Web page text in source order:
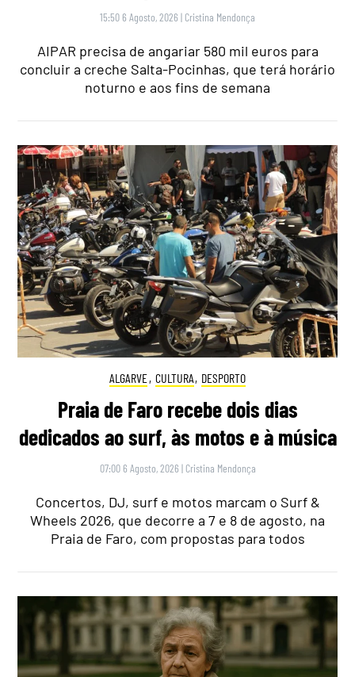
15:50 6 Agosto, 2026 | Cristina Mendonça
AIPAR precisa de angariar 580 mil euros para
concluir a creche Salta-Pocinhas, que terá horário
noturno e aos fins de semana
ALGARVE, CULTURA, DESPORTO
Praia de Faro recebe dois dias
dedicados ao surf, às motos e à música
07:00 6 Agosto, 2026 | Cristina Mendonça
Concertos, DJ, surf e motos marcam o Surf &
Wheels 2026, que decorre a 7 e 8 de agosto, na
Praia de Faro, com propostas para todos